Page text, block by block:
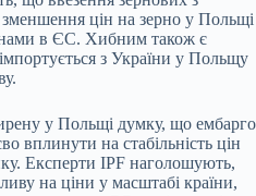
цін на зерно у Польщі
в ЄС. Хибним також є
з України у Польщу
у Польщі думку, що ембарго
вплинути на стабільність цін
Експерти IPF наголошують,
на ціни у масштабі країни,